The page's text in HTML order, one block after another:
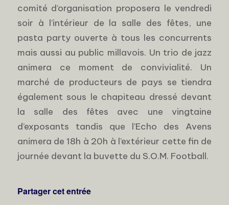
comité d’organisation proposera le vendredi
soir à l’intérieur de la salle des fêtes, une
pasta party ouverte à tous les concurrents
mais aussi au public millavois. Un trio de jazz
animera ce moment de convivialité. Un
marché de producteurs de pays se tiendra
également sous le chapiteau dressé devant
la salle des fêtes avec une vingtaine
d’exposants tandis que l’Echo des Avens
animera de 18h à 20h à l’extérieur cette fin de
journée devant la buvette du S.O.M. Football.
Partager cet entrée